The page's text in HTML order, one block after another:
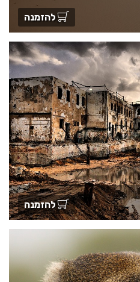
להזמנה
להזמנה